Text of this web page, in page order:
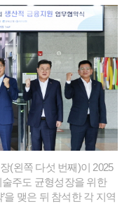
(왼쪽 다섯 번째)이 2025
술주도 균형성장을 위한
을 맺은 뒤 참석한 각 지역